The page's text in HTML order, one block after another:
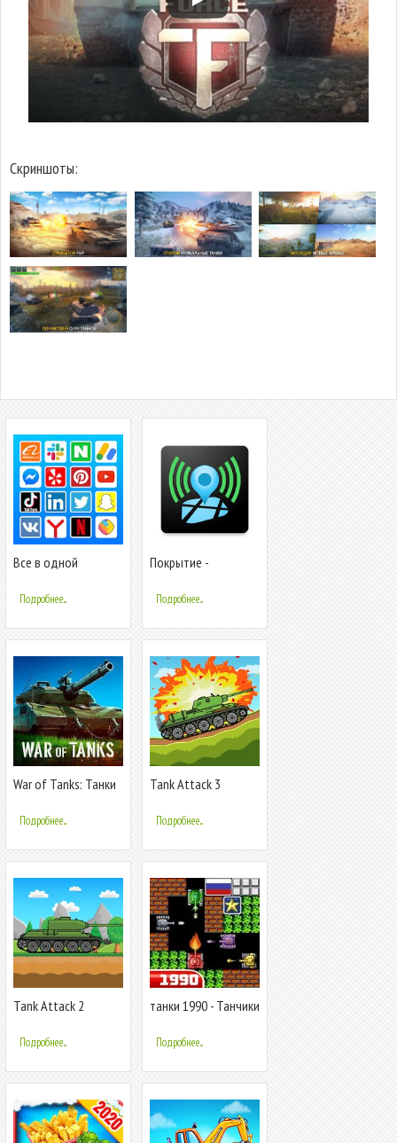
Скриншоты:
Все в одной
социальной сети
Подробнее...
Покрытие -
сети и Wi-Fi сети
Подробнее...
War of Tanks: Танки
Подробнее...
Tank Attack 3
Подробнее...
Tank Attack 2
Подробнее...
танки 1990 - Танчики
Подробнее...